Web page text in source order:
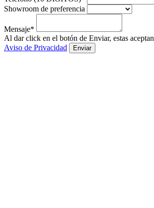
Showroom de preferencia
Mensaje*
Al dar click en el botón de Enviar, estas
Aviso de Privacidad